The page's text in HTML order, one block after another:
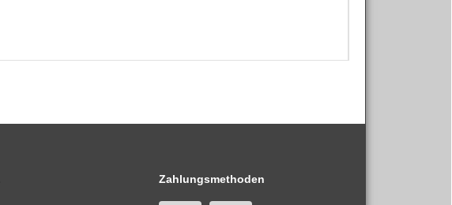
Zahlungsmethoden